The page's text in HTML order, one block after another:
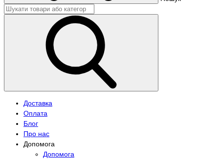
Доставка
Оплата
Блог
Про нас
Допомога
Допомога